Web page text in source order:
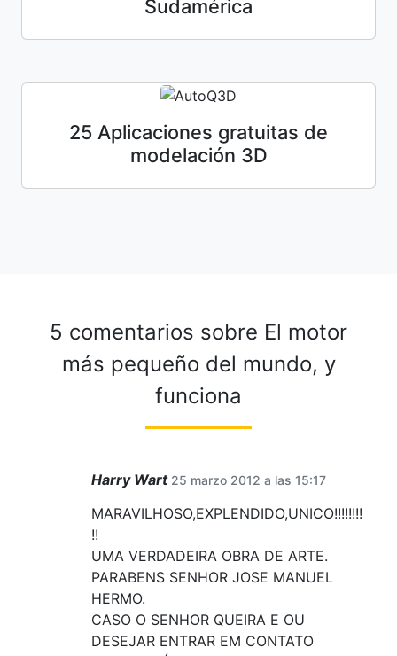
Sudamérica
25 Aplicaciones gratuitas de
modelación 3D
5 comentarios sobre El motor
más pequeño del mundo, y
funciona
Harry Wart 25 marzo 2012 a las 15:17
MARAVILHOSO,EXPLENDIDO,UNICO!!!!!!!!
!!
UMA VERDADEIRA OBRA DE ARTE.
PARABENS SENHOR JOSE MANUEL
HERMO.
CASO O SENHOR QUEIRA E OU
DESEJAR ENTRAR EM CONTATO